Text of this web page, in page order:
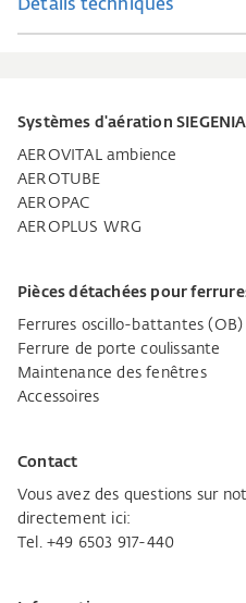
Détails techniques
Systèmes d'aération SIEGENIA
AEROVITAL ambience
AEROTUBE
AEROPAC
AEROPLUS WRG
Pièces détachées pour
Ferrures oscillo-battantes (OB)
Ferrure de porte coulissante
Maintenance des fenêtres
Accessoires
Contact
Vous avez des questions sur
directement ici:
Tel. +49 6503 917-440